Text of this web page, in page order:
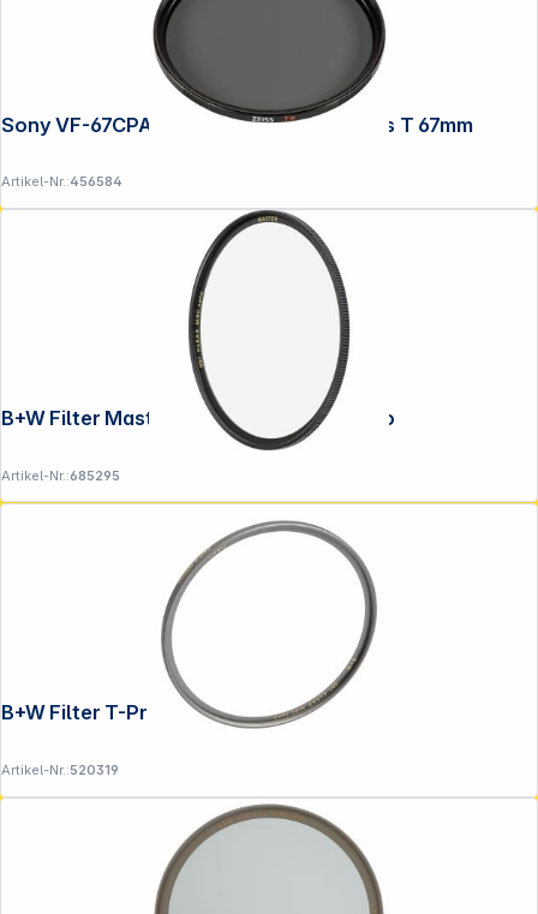
Sony VF-67CPAM2 Pol zirkular Carl Zeiss T 67mm
Artikel-Nr.:456584
B+W Filter Master Clear MRC 46mm nano
Artikel-Nr.:685295
Artikel-Nr.:520319